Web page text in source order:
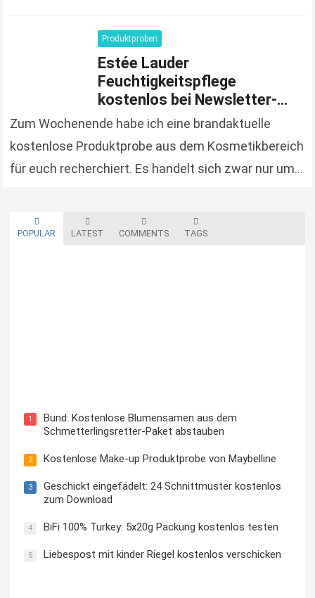
Produktproben
Estée Lauder
Feuchtigkeitspflege
kostenlos bei Newsletter-
Anmeldung
Zum Wochenende habe ich eine brandaktuelle
kostenlose Produktprobe aus dem Kosmetikbereich
für euch recherchiert. Es handelt sich zwar nur um
POPULAR LATEST COMMENTS TAGS
1
Bund: Kostenlose Blumensamen aus dem
Schmetterlingsretter-Paket abstauben
2 Kostenlose Make-up Produktprobe von Maybelline
3
Geschickt eingefädelt: 24 Schnittmuster kostenlos
zum Download
4 BiFi 100% Turkey: 5x20g Packung kostenlos testen
5 Liebespost mit kinder Riegel kostenlos verschicken